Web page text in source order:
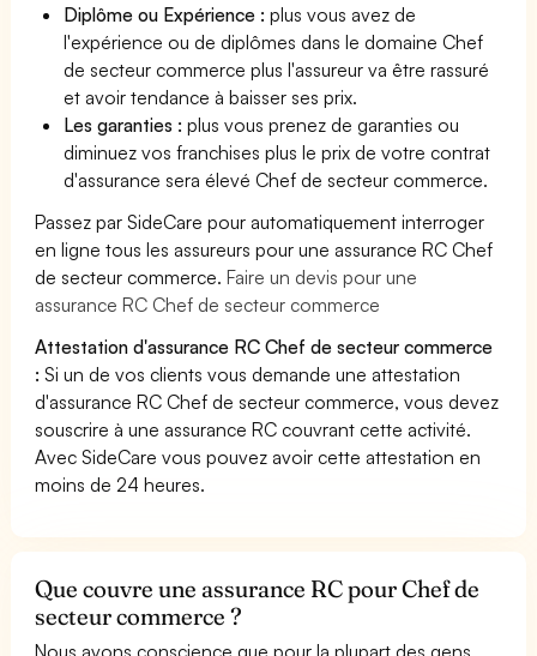
Diplôme ou Expérience :plus vous avez de
l'expérience ou de diplômes dans le domaine Chef
de secteur commerce plus l'assureur va être rassuré
et avoir tendance à baisser ses prix.
Les garanties :plus vous prenez de garanties ou
diminuez vos franchises plus le prix de votre contrat
d'assurance sera élevé Chef de secteur commerce.
Passez par SideCare pour automatiquement interroger
en ligne tous les assureurs pour une assurance RC Chef
de secteur commerce.Faire un devis pour une
assurance RC Chef de secteur commerce
Attestation d'assurance RC Chef de secteur commerce
: Si un de vos clients vous demande une attestation
d'assurance RC Chef de secteur commerce, vous devez
souscrire à une assurance RC couvrant cette activité.
Avec SideCare vous pouvez avoir cette attestation en
moins de 24 heures.
Que couvre une assurance RC pour Chef de
secteur commerce ?
Nous avons conscience que pour la plupart des gens